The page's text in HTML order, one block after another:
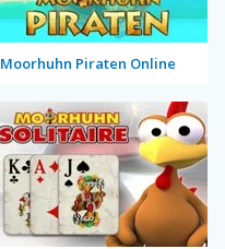
Moorhuhn Piraten Online